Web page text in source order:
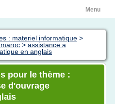
Menu
: materiel informatique >
> assistance a
en anglais
pour le thème :
d'ouvrage